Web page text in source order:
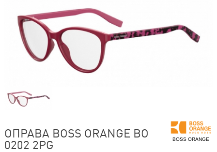
BOSS ORANGE
ОПРАВА BOSS ORANGE BO
0202 2PG